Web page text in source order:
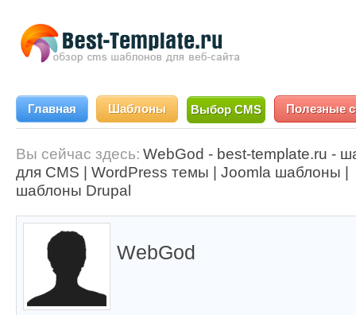
Главная Шаблоны Выбор CMS Полезные
Вы сейчас здесь: WebGod - best-template.ru -
для CMS | WordPress темы | Joomla шаблоны |
шаблоны Drupal
WebGod